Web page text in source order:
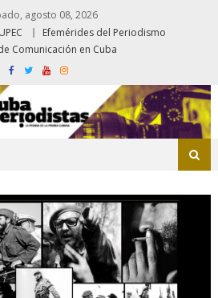
agosto 08, 2026
Efemérides del Periodismo
Comunicación en Cuba